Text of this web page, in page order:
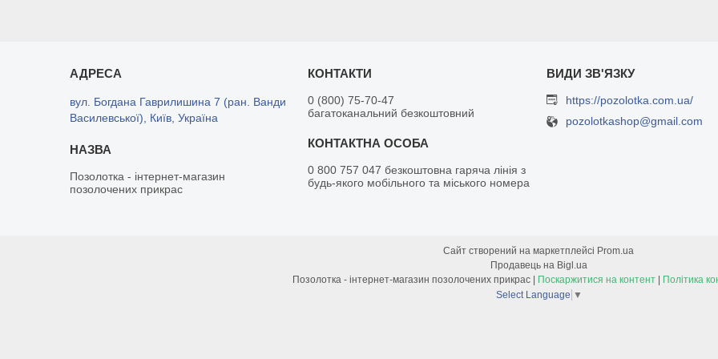
вул. Богдана Гаврилишина 7 (ран. Ванди
Василевської), Київ, Україна
Позолотка - інтернет-магазин
позолочених прикрас
0 (800) 75-70-47
багатоканальний безкоштовний
0 800 757 047 безкоштовна гаряча лінія з
будь-якого мобільного та міського номера
https://pozolotka.com.ua/
pozolotkashop@gmail.com
Сайт створений на маркетплейсі Prom.ua
Продавець на Bigl.ua
Поскаржитися на контент
Політика
Select Language ▼